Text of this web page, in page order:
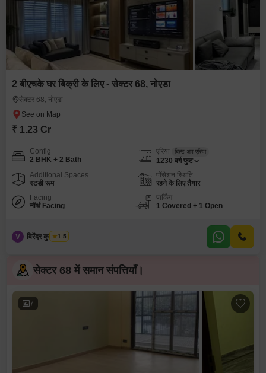
2 बीएचके घर बिक्री के लिए - सेक्टर 68, नोएडा
सेक्टर 68, नोएडा
₹ 1.23 Cr
Config
2 BHK + 2 Bath
एरिया बिल्ट-अप एरिया
1230 वर्ग फुट
Additional Spaces
स्टडी रूम
पॉसेशन स्थिति
रहने के लिए तैयार
Facing
नॉर्थ Facing
पार्किंग
1 Covered + 1 Open
V विरेंद्र कुमार शर्मा
1.5
सेक्टर 68 में समान संपत्तियाँ।
7